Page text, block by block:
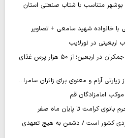
متناسب با شتاب صنعتی استان
با خانواده شهید سامعی + تصاویر
کارنامه موکب مسجد مقدس جمکران در اربعین؛ از ۵۰ هزار پرس غذای
آرام و معنوی برای زائران سامرا…
کشور است / دشمن به هیچ تعهدی